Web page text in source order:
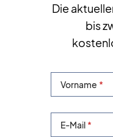
Die
bis
Vorname
E-Mail